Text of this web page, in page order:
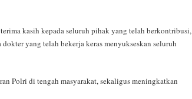
kasih kepada seluruh pihak yang telah berkontribusi,
yang telah bekerja keras menyukseskan seluruh
Polri di tengah masyarakat, sekaligus meningkatkan